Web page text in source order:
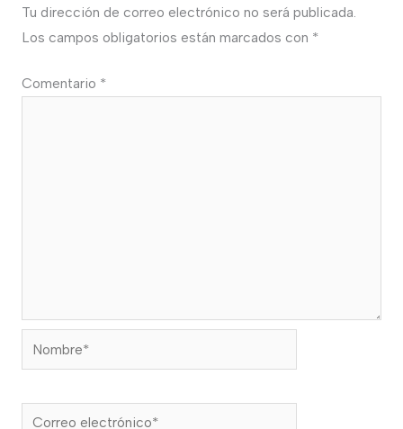
Tu dirección de correo electrónico no será publicada.
Los campos obligatorios están marcados con *
Comentario *
Nombre*
Correo